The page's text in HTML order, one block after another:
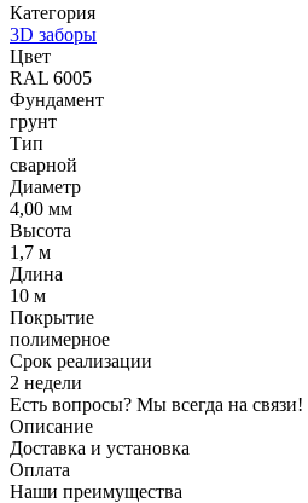
Категория
3D заборы
Цвет
RAL 6005
Фундамент
грунт
Тип
сварной
Диаметр
4,00 мм
Высота
1,7 м
Длина
10 м
Покрытие
полимерное
Срок реализации
2 недели
Есть вопросы? Мы всегда на связи!
Описание
Доставка и установка
Оплата
Наши преимущества